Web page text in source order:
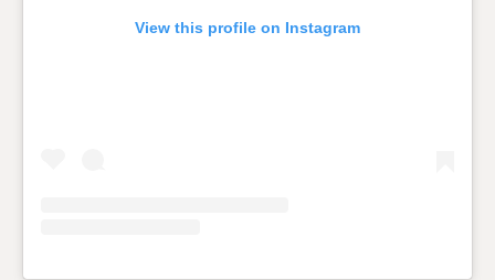
View this profile on Instagram